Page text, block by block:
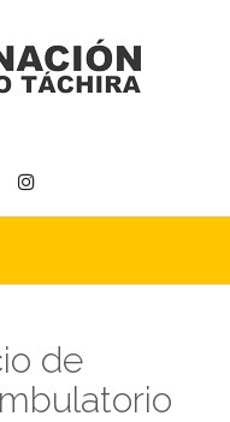
de